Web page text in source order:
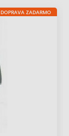
DOPRAVA ZADARMO